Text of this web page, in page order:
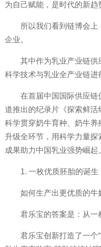
为自己赋能，是时代的新趋
所以我们看到链博会
企业。
其中作为乳业产业链供
科学技术与乳业全产业链进
在首届中国国际供应链
道推出的纪录片《探索鲜
科学贯穿奶牛育种、奶牛
升级全环节，用科学力量
成果助力中国乳业强势崛起
1. 一枚优质胚胎的诞生
如何生产出更优质的牛
君乐宝的答案是：从一
君乐宝创新打造了一个